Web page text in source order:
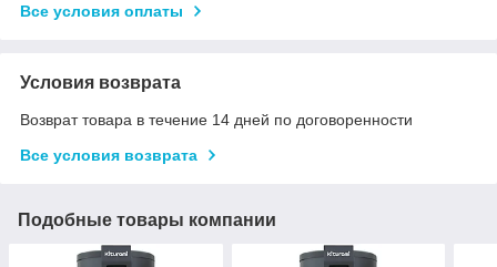
Все условия оплаты
Условия возврата
Возврат товара в течение 14 дней по договоренности
Все условия возврата
Подобные товары компании